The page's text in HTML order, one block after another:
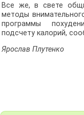
Все же, в свете
методы
программы
подсчету калорий,
Ярослав Плутенко